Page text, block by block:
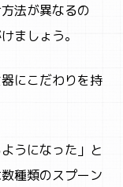
法が異なるの
ましょう。
にこだわりを持
うになった」と
種類のスプーン